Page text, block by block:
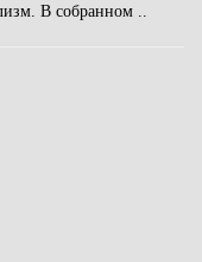
В собранном ..